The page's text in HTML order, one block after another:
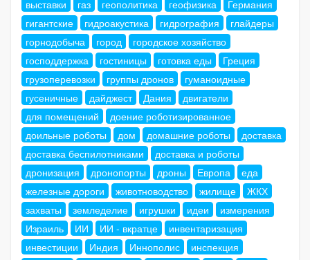
выставки
газ геополитика геофизика
Германия
гигантские
гидроакустика гидрография
глайдеры
горнодобыча
город
городское хозяйство
господдержка
гостиницы готовка еды
Греция
грузоперевозки
группы дронов
гуманоидные
гусеничные
дайджест Дания
двигатели
для помещений
доение роботизированное
доильные роботы
дом домашние роботы
доставка
доставка беспилотниками
доставка и роботы
дронизация
дронопорты дроны Европа
еда
железные дороги
животноводство жилище
ЖКХ
захваты
земледелие игрушки идеи
измерения
Израиль
ИИ ИИ - вкратце
инвентаризация
инвестиции
Индия Иннополис
инспекция